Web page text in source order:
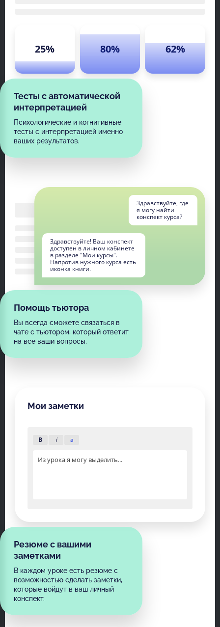
25% 80% 62%
Тесты с автоматической
интерпретацией
Психологические и когнитивные
тесты с интерпретацией именно
ваших результатов.
Здравствуйте, где
я могу найти
конспект курса?
Здравствуйте! Ваш конспект
доступен в личном кабинете
в разделе "Мои курсы".
Напротив нужного курса есть
иконка книги.
Помощь тьютора
Вы всегда сможете связаться в
чате с тьютором, который ответит
на все ваши вопросы.
Мои заметки
B i a
Из урока я могу выделить...
Резюме с вашими
заметками
В каждом уроке есть резюме с
возможностью сделать заметки,
которые войдут в ваш личный
конспект.